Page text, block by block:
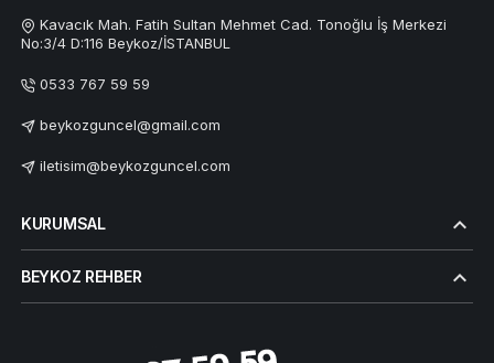
Kavacık Mah. Fatih Sultan Mehmet Cad. Tonoğlu İş Merkezi
No:3/4 D:116 Beykoz/İSTANBUL
0533 767 59 59
beykozguncel@gmail.com
iletisim@beykozguncel.com
KURUMSAL
BEYKOZ REHBER